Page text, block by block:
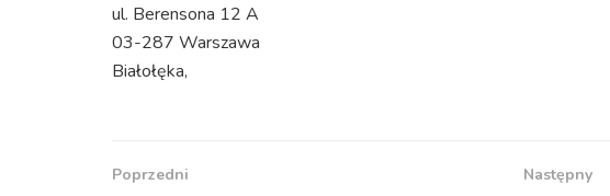
ul. Berensona 12 A
03-287 Warszawa
Białołęka,
Poprzedni Następny